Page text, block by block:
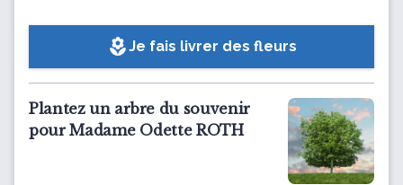
local_floristJe fais livrer des fleurs
Plantez un arbre du souvenir
pour Madame Odette ROTH